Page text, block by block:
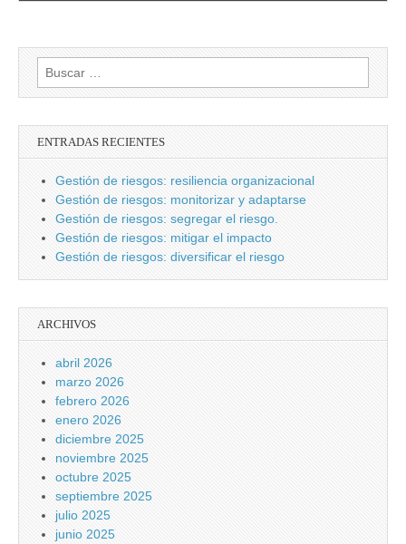
Buscar:
ENTRADAS RECIENTES
Gestión de riesgos: resiliencia organizacional
Gestión de riesgos: monitorizar y adaptarse
Gestión de riesgos: segregar el riesgo.
Gestión de riesgos: mitigar el impacto
Gestión de riesgos: diversificar el riesgo
ARCHIVOS
abril 2026
marzo 2026
febrero 2026
enero 2026
diciembre 2025
noviembre 2025
octubre 2025
septiembre 2025
julio 2025
junio 2025